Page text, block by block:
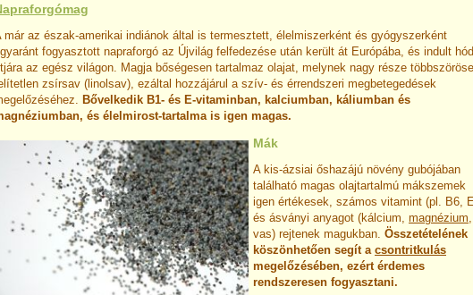
már az észak-amerikai indiánok által is termesztett, élelmiszerként és gyógyszerként
fogyasztott napraforgó az Újvilág felfedezése után került át Európába, és indult
az egész világon. Magja bőségesen tartalmaz olajat, melynek nagy része
zsírsav (linolsav), ezáltal hozzájárul a szív- és érrendszeri megbetegedések
Bővelkedik B1- és E-vitaminban, kalciumban, káliumban és
és élelmirost-tartalma is igen magas.
Mák
A kis-ázsiai őshazájú növény gubójában
található magas olajtartalmú mákszemek
igen értékesek, számos vitamint (pl. B6,
és ásványi anyagot (kálcium, magnézium,
vas) rejtenek magukban. Összetételének
köszönhetően segít a csontritkulás
megelőzésében, ezért érdemes
rendszeresen fogyasztani.